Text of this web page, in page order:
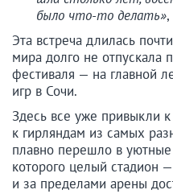
было что-то делать»
Эта встреча длилась
мира долго не отпускала
фестиваля — на главной
игр в Сочи.
Здесь все уже привыкли
к гирляндам из самых
плавно перешло в уютные
которого целый стадион
и за пределами арены